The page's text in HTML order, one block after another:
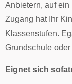
Anbietern, auf ein
Zugang hat Ihr
Klassenstufen.
Grundschule
Eignet sich